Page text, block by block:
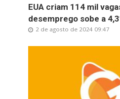
EUA criam 114 mil
desemprego sobe a
2 de agosto de 2024 09:47